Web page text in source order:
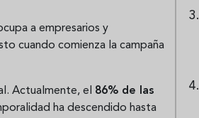
a empresarios y
cuando comienza la campaña
Actualmente, el 86% de las
ha descendido hasta